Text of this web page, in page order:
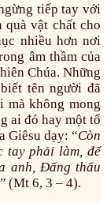
tiếp tay với
quà vật chất cho
nhiều hơn nơi
âm thầm của
Chúa. Những
tên người đã
không mong
ai đó hay một tổ
Giêsu dạy: “Còn
phải làm, để
anh, Đấng thấu
(Mt 6, 3 – 4).